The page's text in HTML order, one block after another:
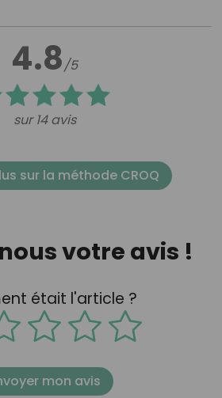
4.8/5
sur 14 avis
sur la méthode CROQ
votre avis !
était l'article ?
mon avis